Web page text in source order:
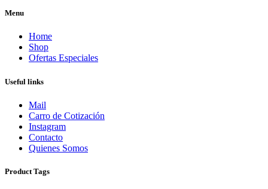
Menu
Home
Shop
Ofertas Especiales
Useful links
Mail
Carro de Cotización
Instagram
Contacto
Quienes Somos
Product Tags